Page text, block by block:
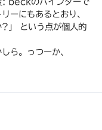
にもあるとおり、
?」 という点が個人的
ら。っつーか、